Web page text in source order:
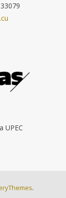
UPEC
.